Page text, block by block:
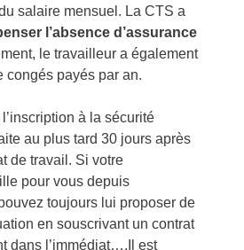
salaire mensuel. La CTS a
l’absence d’assurance
le travailleur a également
congés payés par an.
à la sécurité
au plus tard 30 jours après
de travail. Si votre
pour vous depuis
toujours lui proposer de
en souscrivant un contrat
dans l’immédiat….Il est